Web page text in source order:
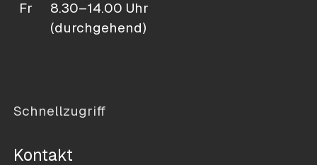
Fr
8.30–14.00 Uhr
(durchgehend)
Schnellzugriff
Kontakt